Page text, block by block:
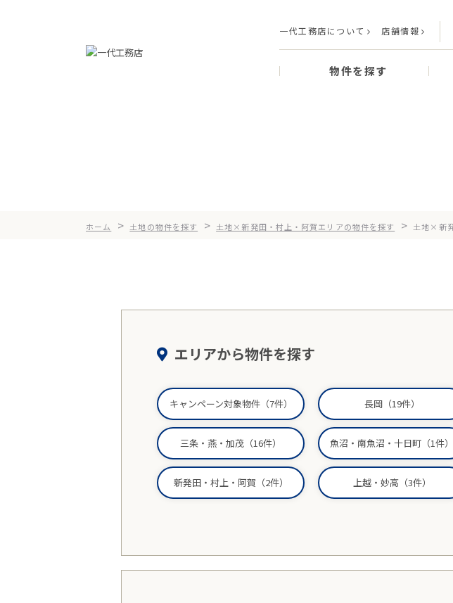
一代工務店について 店舗情報
物件を探す
ホーム > 土地の物件を探す > 土地×新発田・村上・阿賀エリアの物件を探す > 土地×新
エリアから物件を探す
キャンペーン対象物件（7件） 長岡（19件）
三条・燕・加茂（16件） 魚沼・南魚沼・十日町（1件）
新発田・村上・阿賀（2件） 上越・妙高（3件）